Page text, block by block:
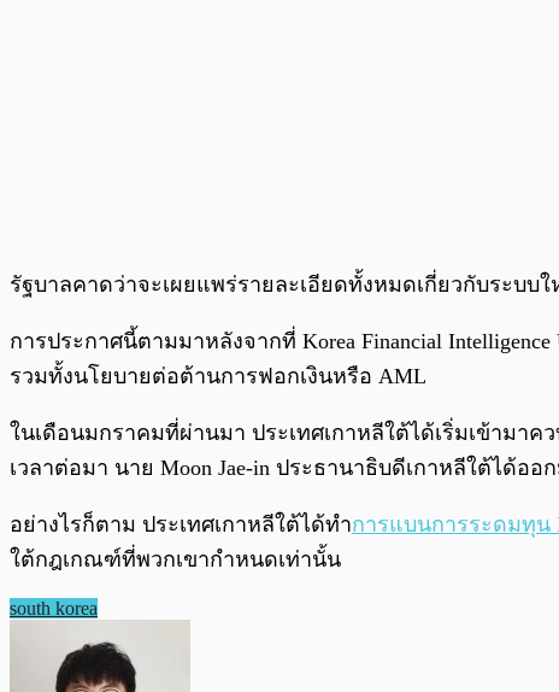
รัฐบาลคาดว่าจะเผยแพร่รายละเอียดทั้งหมดเกี่ยวกับระบบ
การประกาศนี้ตามมาหลังจากที่ Korea Financial
รวมทั้งนโยบายต่อต้านการฟอกเงินหรือ AML
ในเดือนมกราคมที่ผ่านมา ประเทศเกาหลีใต้ได้เริ่มเข้ามา
เวลาต่อมา นาย Moon Jae-in ประธานาธิบดีเกาหลีใต้ได้อ
อย่างไรก็ตาม ประเทศเกาหลีใต้ได้ทำการแบนการระดมทุน
ใต้กฎเกณฑ์ที่พวกเขากำหนดเท่านั้น
south korea